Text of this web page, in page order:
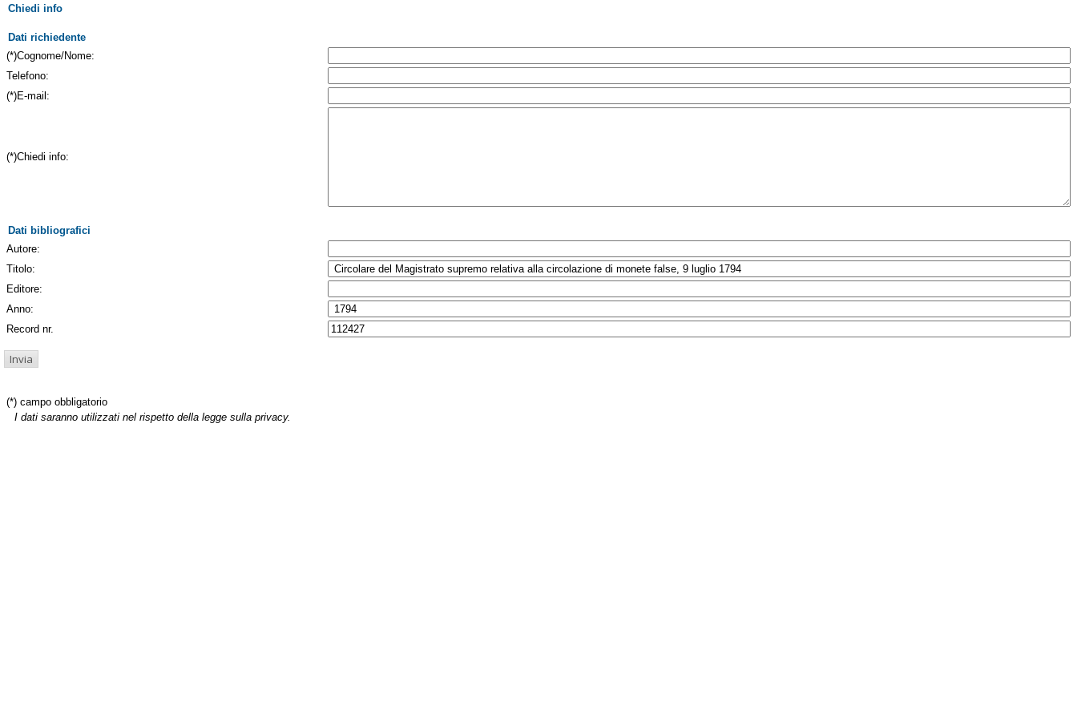
Chiedi info
Dati richiedente
(*)Cognome/Nome:
Telefono:
(*)E-mail:
(*)Chiedi info:
Dati bibliografici
Autore:
Titolo:
Editore:
Anno:
Record nr.
(*) campo obbligatorio
I dati saranno utilizzati nel rispetto della legge sulla privacy.